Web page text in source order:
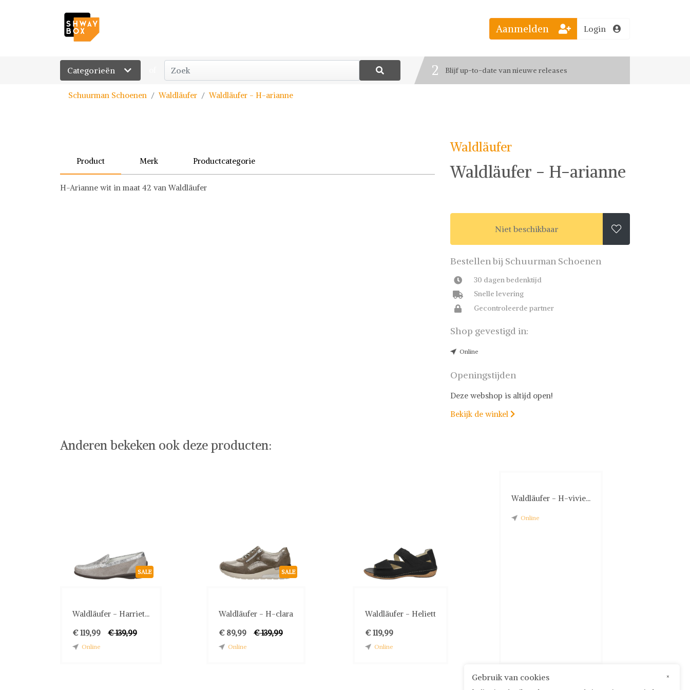
Categorieën
Bestel jouw favoriete looks
2 Blijf up-to-date van nieuwe releases
Aanmelden Login
Schuurman Schoenen Waldläufer Waldläufer - H-arianne
Product Merk Productcategorie
H-Arianne wit in maat 42 van Waldläufer
Waldläufer
Waldläufer - H-arianne
Niet beschikbaar 
Bestellen bij Schuurman Schoenen
30 dagen bedenktijd
Snelle levering
Gecontroleerde partner
Shop gevestigd in:
Online
Openingstijden
Deze webshop is altijd open!
Bekijk de winkel 
Anderen bekeken ook deze producten:
SALE
Waldläufer - Harriet...
€ 119,99
€ 139,99
Online
SALE
Waldläufer - H-clara
€ 89,99
€ 139,99
Online
Waldläufer - Heliett
€ 119,99
Online
Waldläufer - H-vivie...
Online
×
Gebruik van cookies